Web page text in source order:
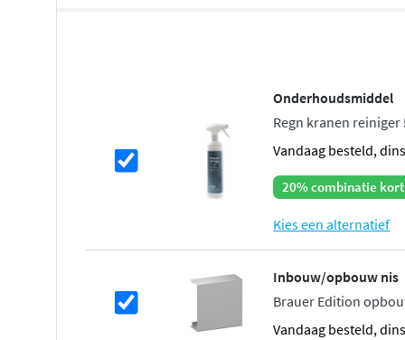
hedendaagse PVD-afwerkingen zoals
geborsteld goud,
geborsteld gunmetal, geborsteld RVS en mat zwart . De
duurzame, krasbestendige afwerking die jarenlang zijn
messing binnenwerk staat borg voor betrouwbaarheid
Veilig en aangenaam douchen
De ingebouwdethermostaatkraanhoudt de
wanneer elders in huis water wordt gebruikt. Zo vermijdt
temperatuurschommelingen tijdens het douchen. Het
volledig in de wand, wat uw badkamer een strakke,
Onderhoudsmiddel
Regn kranen reiniger
vandaag besteld,
20% combinatie
Kies een alternatief
Inbouw/opbouw nis
Brauer Edition
vandaag besteld,